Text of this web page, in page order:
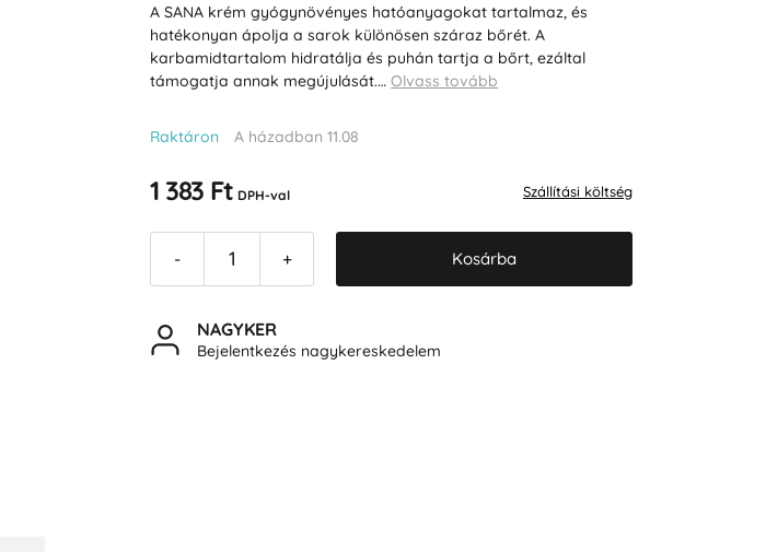
A SANA krém gyógynövényes hatóanyagokat tartalmaz, és
hatékonyan ápolja a sarok különösen száraz bőrét. A
karbamidtartalom hidratálja és puhán tartja a bőrt, ezáltal
támogatja annak megújulását.…Olvass tovább
Raktáron A házadban 11.08
1 383 Ft DPH-val Szállítási költség
- + Kosárba
NAGYKER
Bejelentkezés nagykereskedelem